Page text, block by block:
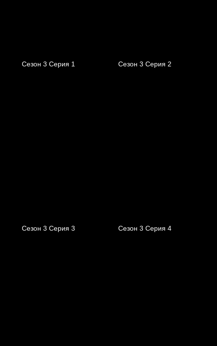
Сезон 3 Серия 1 Сезон 3 Серия 2
Сезон 3 Серия 3 Сезон 3 Серия 4